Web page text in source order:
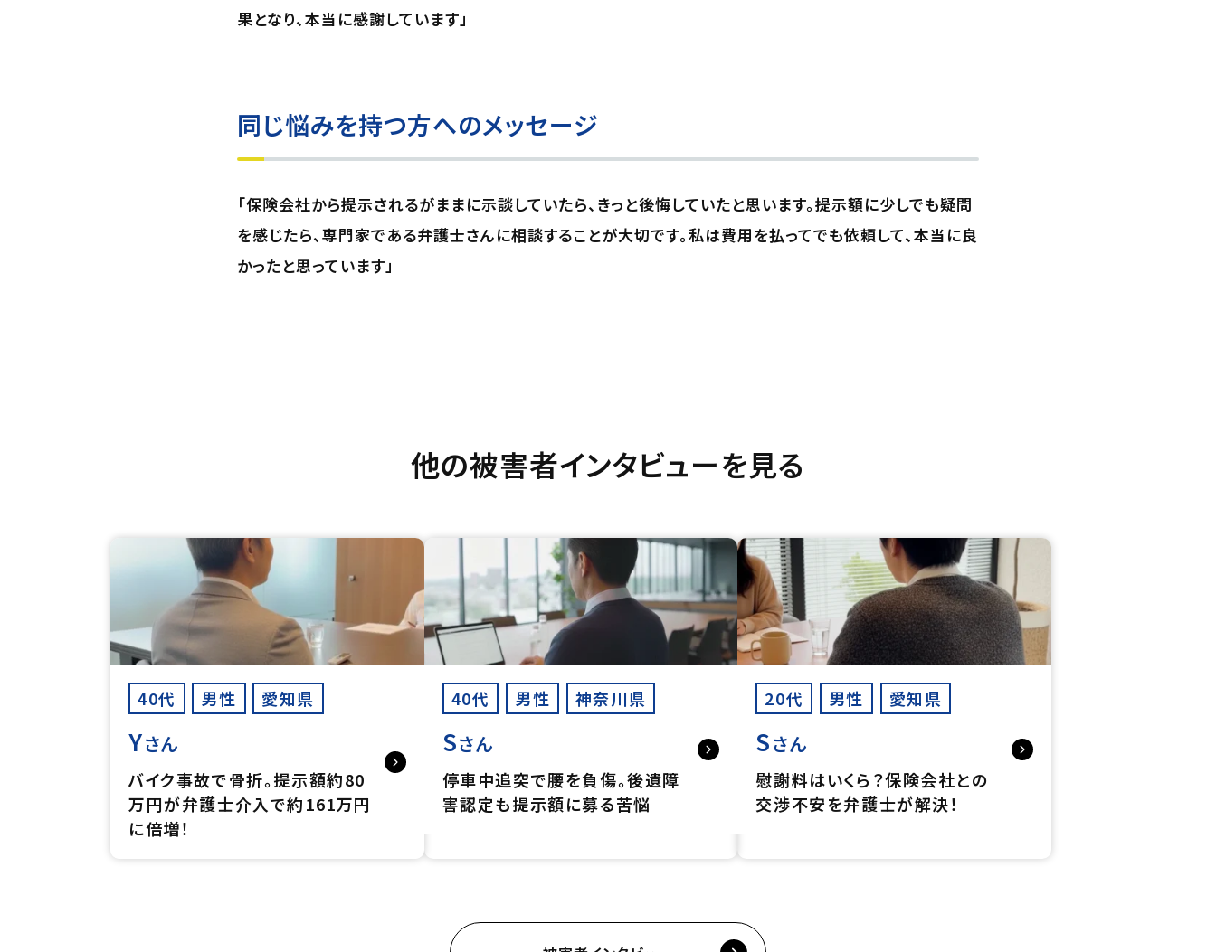
果となり、本当に感謝しています」
同じ悩みを持つ方へのメッセージ
「保険会社から提示されるがままに示談していたら、きっと後悔していたと思います。提示額に少しでも疑問
を感じたら、専門家である弁護士さんに相談することが大切です。私は費用を払ってでも依頼して、本当に良
かったと思っています」
他の被害者インタビューを見る
40代 男性 愛知県
Yさん
バイク事故で骨折。提示額約80
万円が弁護士介入で約161万円
に倍増！
40代 男性 神奈川県
Sさん
停車中追突で腰を負傷。後遺障
害認定も提示額に募る苦悩
20代 男性 愛知県
Sさん
慰謝料はいくら？保険会社との
交渉不安を弁護士が解決！